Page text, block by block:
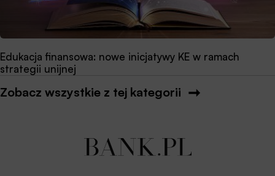
Edukacja finansowa: nowe inicjatywy KE w ramach
strategii unijnej
Zobacz wszystkie z tej kategorii